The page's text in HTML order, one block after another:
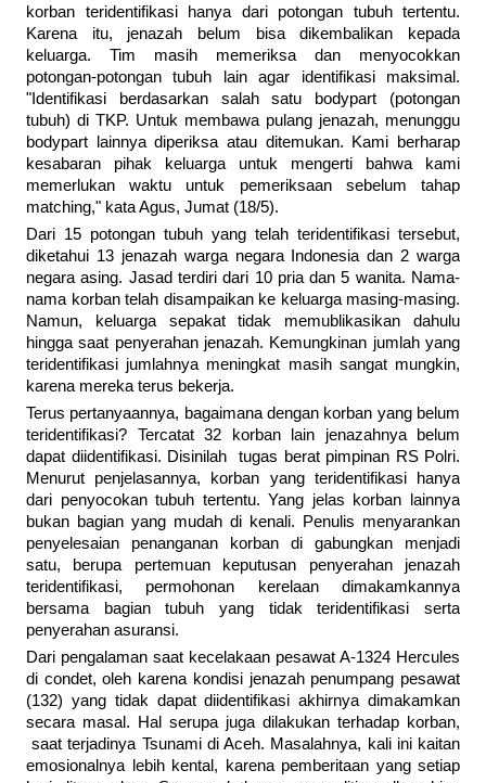
korban teridentifikasi hanya dari potongan tubuh tertentu.
Karena itu, jenazah belum bisa dikembalikan kepada
keluarga. Tim masih memeriksa dan menyocokkan
potongan-potongan tubuh lain agar identifikasi maksimal.
"Identifikasi berdasarkan salah satu bodypart (potongan
tubuh) di TKP. Untuk membawa pulang jenazah, menunggu
bodypart lainnya diperiksa atau ditemukan. Kami berharap
kesabaran pihak keluarga untuk mengerti bahwa kami
memerlukan waktu untuk pemeriksaan sebelum tahap
matching," kata Agus, Jumat (18/5).
Dari 15 potongan tubuh yang telah teridentifikasi tersebut,
diketahui 13 jenazah warga negara Indonesia dan 2 warga
negara asing. Jasad terdiri dari 10 pria dan 5 wanita. Nama-
nama korban telah disampaikan ke keluarga masing-masing.
Namun, keluarga sepakat tidak memublikasikan dahulu
hingga saat penyerahan jenazah. Kemungkinan jumlah yang
teridentifikasi jumlahnya meningkat masih sangat mungkin,
karena mereka terus bekerja.
Terus pertanyaannya, bagaimana dengan korban yang belum
teridentifikasi? Tercatat 32 korban lain jenazahnya belum
dapat diidentifikasi. Disinilah tugas berat pimpinan RS Polri.
Menurut penjelasannya, korban yang teridentifikasi hanya
dari penyocokan tubuh tertentu. Yang jelas korban lainnya
bukan bagian yang mudah di kenali. Penulis menyarankan
penyelesaian penanganan korban di gabungkan menjadi
satu, berupa pertemuan keputusan penyerahan jenazah
teridentifikasi, permohonan kerelaan dimakamkannya
bersama bagian tubuh yang tidak teridentifikasi serta
penyerahan asuransi.
Dari pengalaman saat kecelakaan pesawat A-1324 Hercules
di condet, oleh karena kondisi jenazah penumpang pesawat
(132) yang tidak dapat diidentifikasi akhirnya dimakamkan
secara masal. Hal serupa juga dilakukan terhadap korban,
saat terjadinya Tsunami di Aceh. Masalahnya, kali ini kaitan
emosionalnya lebih kental, karena pemberitaan yang setiap